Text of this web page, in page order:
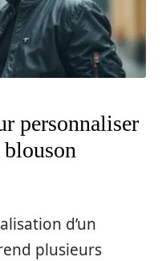
personnaliser
d’un
plusieurs